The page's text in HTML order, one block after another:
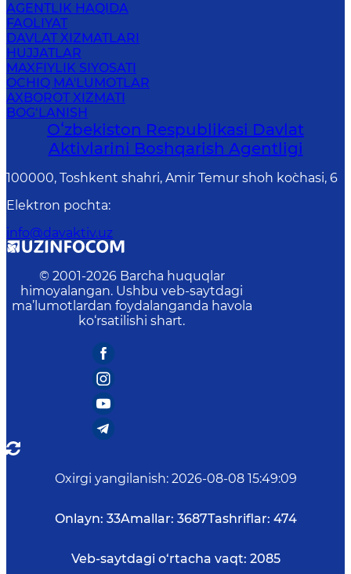
AGENTLIK HAQIDA
FAOLIYAT
DAVLAT XIZMATLARI
HUJJATLAR
MAXFIYLIK SIYOSATI
OCHIQ MA'LUMOTLAR
AXBOROT XIZMATI
BOG‘LANISH
Oʻzbekiston Respublikasi Davlat
Aktivlarini Boshqarish Agentligi
100000, Toshkent shahri, Amir Temur shoh ko`chasi, 6
Elektron pochta:
info@davaktiv.uz
© 2001-2026 Barcha huquqlar
himoyalangan. Ushbu veb-saytdagi
ma’lumotlardan foydalanganda havola
ko‘rsatilishi shart.
Oxirgi yangilanish: 2026-08-08 15:49:09
Onlayn: 33Amallar: 3687Tashriflar: 474
Veb-saytdagi o‘rtacha vaqt: 2085